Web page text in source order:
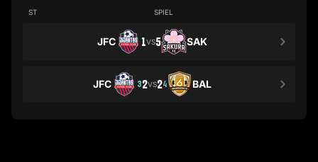
ST SPIEL
JFC 1VS5 SAK
JFC 32VS24 BAL